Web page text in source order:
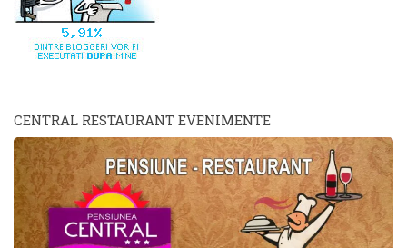
CENTRAL RESTAURANT EVENIMENTE